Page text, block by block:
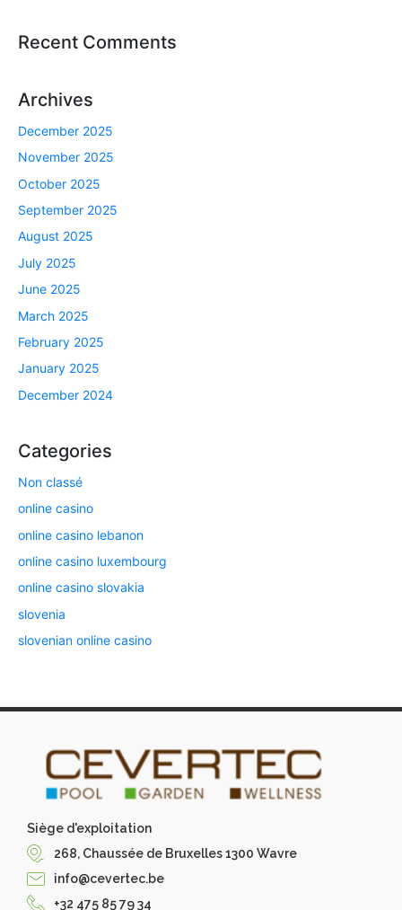
Recent Comments
Archives
December 2025
November 2025
October 2025
September 2025
August 2025
July 2025
June 2025
March 2025
February 2025
January 2025
December 2024
Categories
Non classé
online casino
online casino lebanon
online casino luxembourg
online casino slovakia
slovenia
slovenian online casino
Siège d'exploitation
268, Chaussée de Bruxelles 1300 Wavre
info@cevertec.be
+32 475 85 79 34